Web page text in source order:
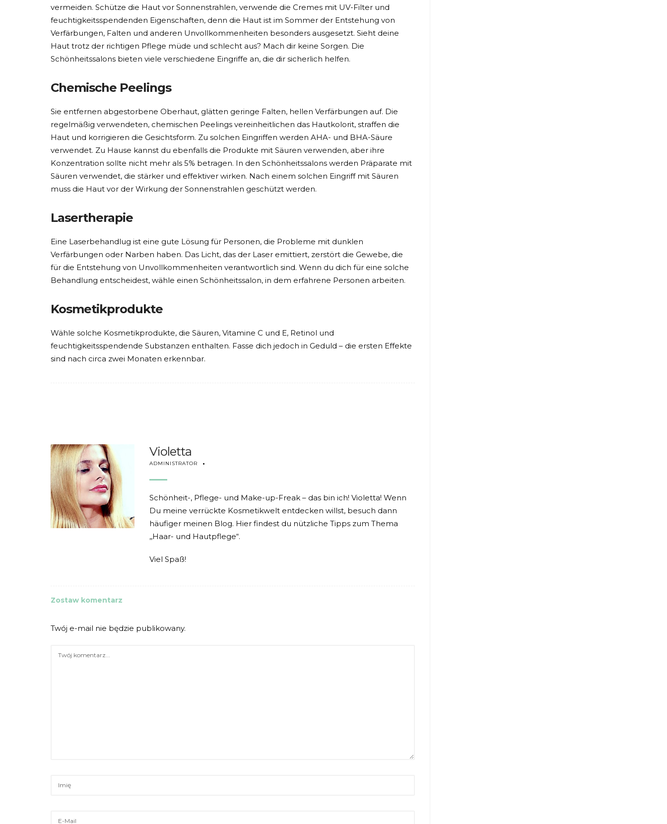
vermeiden. Schütze die Haut vor Sonnenstrahlen, verwende die Cremes mit UV-Filter und
feuchtigkeitsspendenden Eigenschaften, denn die Haut ist im Sommer der Entstehung von
Verfärbungen, Falten und anderen Unvollkommenheiten besonders ausgesetzt. Sieht deine
Haut trotz der richtigen Pflege müde und schlecht aus? Mach dir keine Sorgen. Die
Schönheitssalons bieten viele verschiedene Eingriffe an, die dir sicherlich helfen.
Chemische Peelings
Sie entfernen abgestorbene Oberhaut, glätten geringe Falten, hellen Verfärbungen auf. Die
regelmäßig verwendeten, chemischen Peelings vereinheitlichen das Hautkolorit, straffen die
Haut und korrigieren die Gesichtsform. Zu solchen Eingriffen werden AHA- und BHA-Säure
verwendet. Zu Hause kannst du ebenfalls die Produkte mit Säuren verwenden, aber ihre
Konzentration sollte nicht mehr als 5% betragen. In den Schönheitssalons werden Präparate mit
Säuren verwendet, die stärker und effektiver wirken. Nach einem solchen Eingriff mit Säuren
muss die Haut vor der Wirkung der Sonnenstrahlen geschützt werden.
Lasertherapie
Eine Laserbehandlug ist eine gute Lösung für Personen, die Probleme mit dunklen
Verfärbungen oder Narben haben. Das Licht, das der Laser emittiert, zerstört die Gewebe, die
für die Entstehung von Unvollkommenheiten verantwortlich sind. Wenn du dich für eine solche
Behandlung entscheidest, wähle einen Schönheitssalon, in dem erfahrene Personen arbeiten.
Kosmetikprodukte
Wähle solche Kosmetikprodukte, die Säuren, Vitamine C und E, Retinol und
feuchtigkeitsspendende Substanzen enthalten. Fasse dich jedoch in Geduld – die ersten Effekte
sind nach circa zwei Monaten erkennbar.
Violetta
ADMINISTRATOR
Schönheit-, Pflege- und Make-up-Freak – das bin ich! Violetta! Wenn
Du meine verrückte Kosmetikwelt entdecken willst, besuch dann
häufiger meinen Blog. Hier findest du nützliche Tipps zum Thema
,,Haar- und Hautpflege“.
Viel Spaß!
Zostaw komentarz
Twój e-mail nie będzie publikowany.